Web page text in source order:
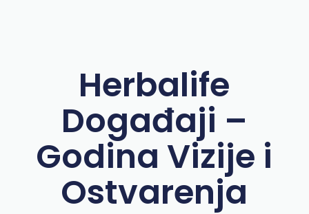
Herbalife
Događaji –
Godina Vizije i
Ostvarenja